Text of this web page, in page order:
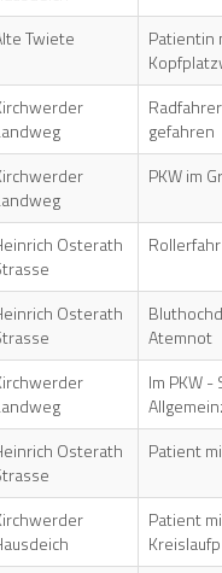
Twiete
Patientin
gefahren
PKW im
Osterath
Osterath
Atemnot
Im PKW
Osterath
Patient
Patient